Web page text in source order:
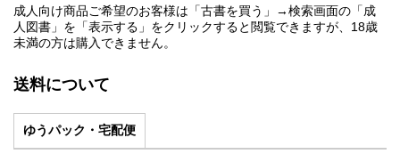
成人向け商品ご希望のお客様は「古書を買う」→検索画面の「成
人図書」を「表示する」をクリックすると閲覧できますが、18歳
未満の方は購入できません。
送料について
ゆうパック・宅配便